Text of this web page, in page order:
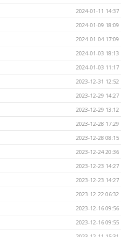
2024-01-11 14:37
2024-01-09 18:09
2024-01-04 17:09
2024-01-03 18:13
2024-01-03 11:17
2023-12-31 12:52
2023-12-29 14:27
2023-12-29 13:12
2023-12-28 17:29
2023-12-28 08:15
2023-12-24 20:36
2023-12-23 14:27
2023-12-23 14:27
2023-12-22 06:32
2023-12-16 09:56
2023-12-16 09:55